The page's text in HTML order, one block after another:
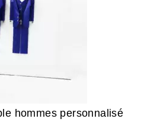
hommes personnalisé